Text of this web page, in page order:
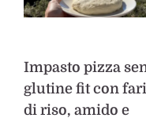
Impasto pizza
glutine fit con
di riso, amido e